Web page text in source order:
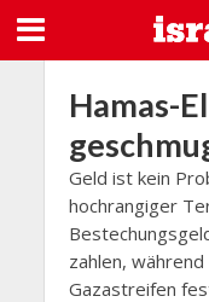
Hamas-
Geld ist kein
hochrangiger
zahlen,
Gazastreifen